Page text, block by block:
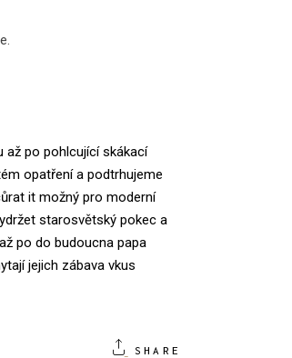
až po pohlcující skákací
opatření a podtrhujeme
it možný pro moderní
starosvětský pokec a
po do budoucna papa
jejich zábava vkus
SHARE